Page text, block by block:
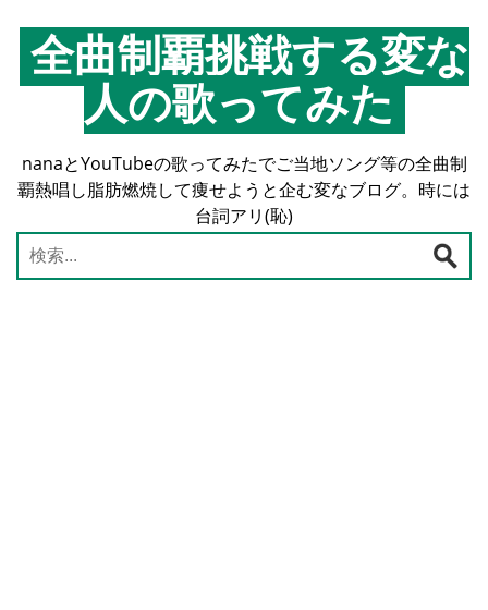
全曲制覇挑戦する変な
人の歌ってみた
nanaとYouTubeの歌ってみたでご当地ソング等の全曲制
覇熱唱し脂肪燃焼して痩せようと企む変なブログ。時には
台詞アリ(恥)
検
索: